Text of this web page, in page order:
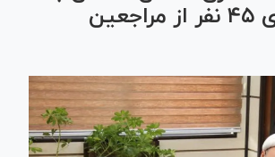
درخواست‌های ۴۵ نفر از مراجعین